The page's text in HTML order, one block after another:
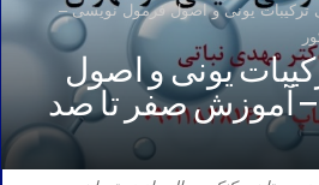
ترکیبات یونی و اصول فرمول نویسی –
یونی و اصول
آموزش صفر تا صد